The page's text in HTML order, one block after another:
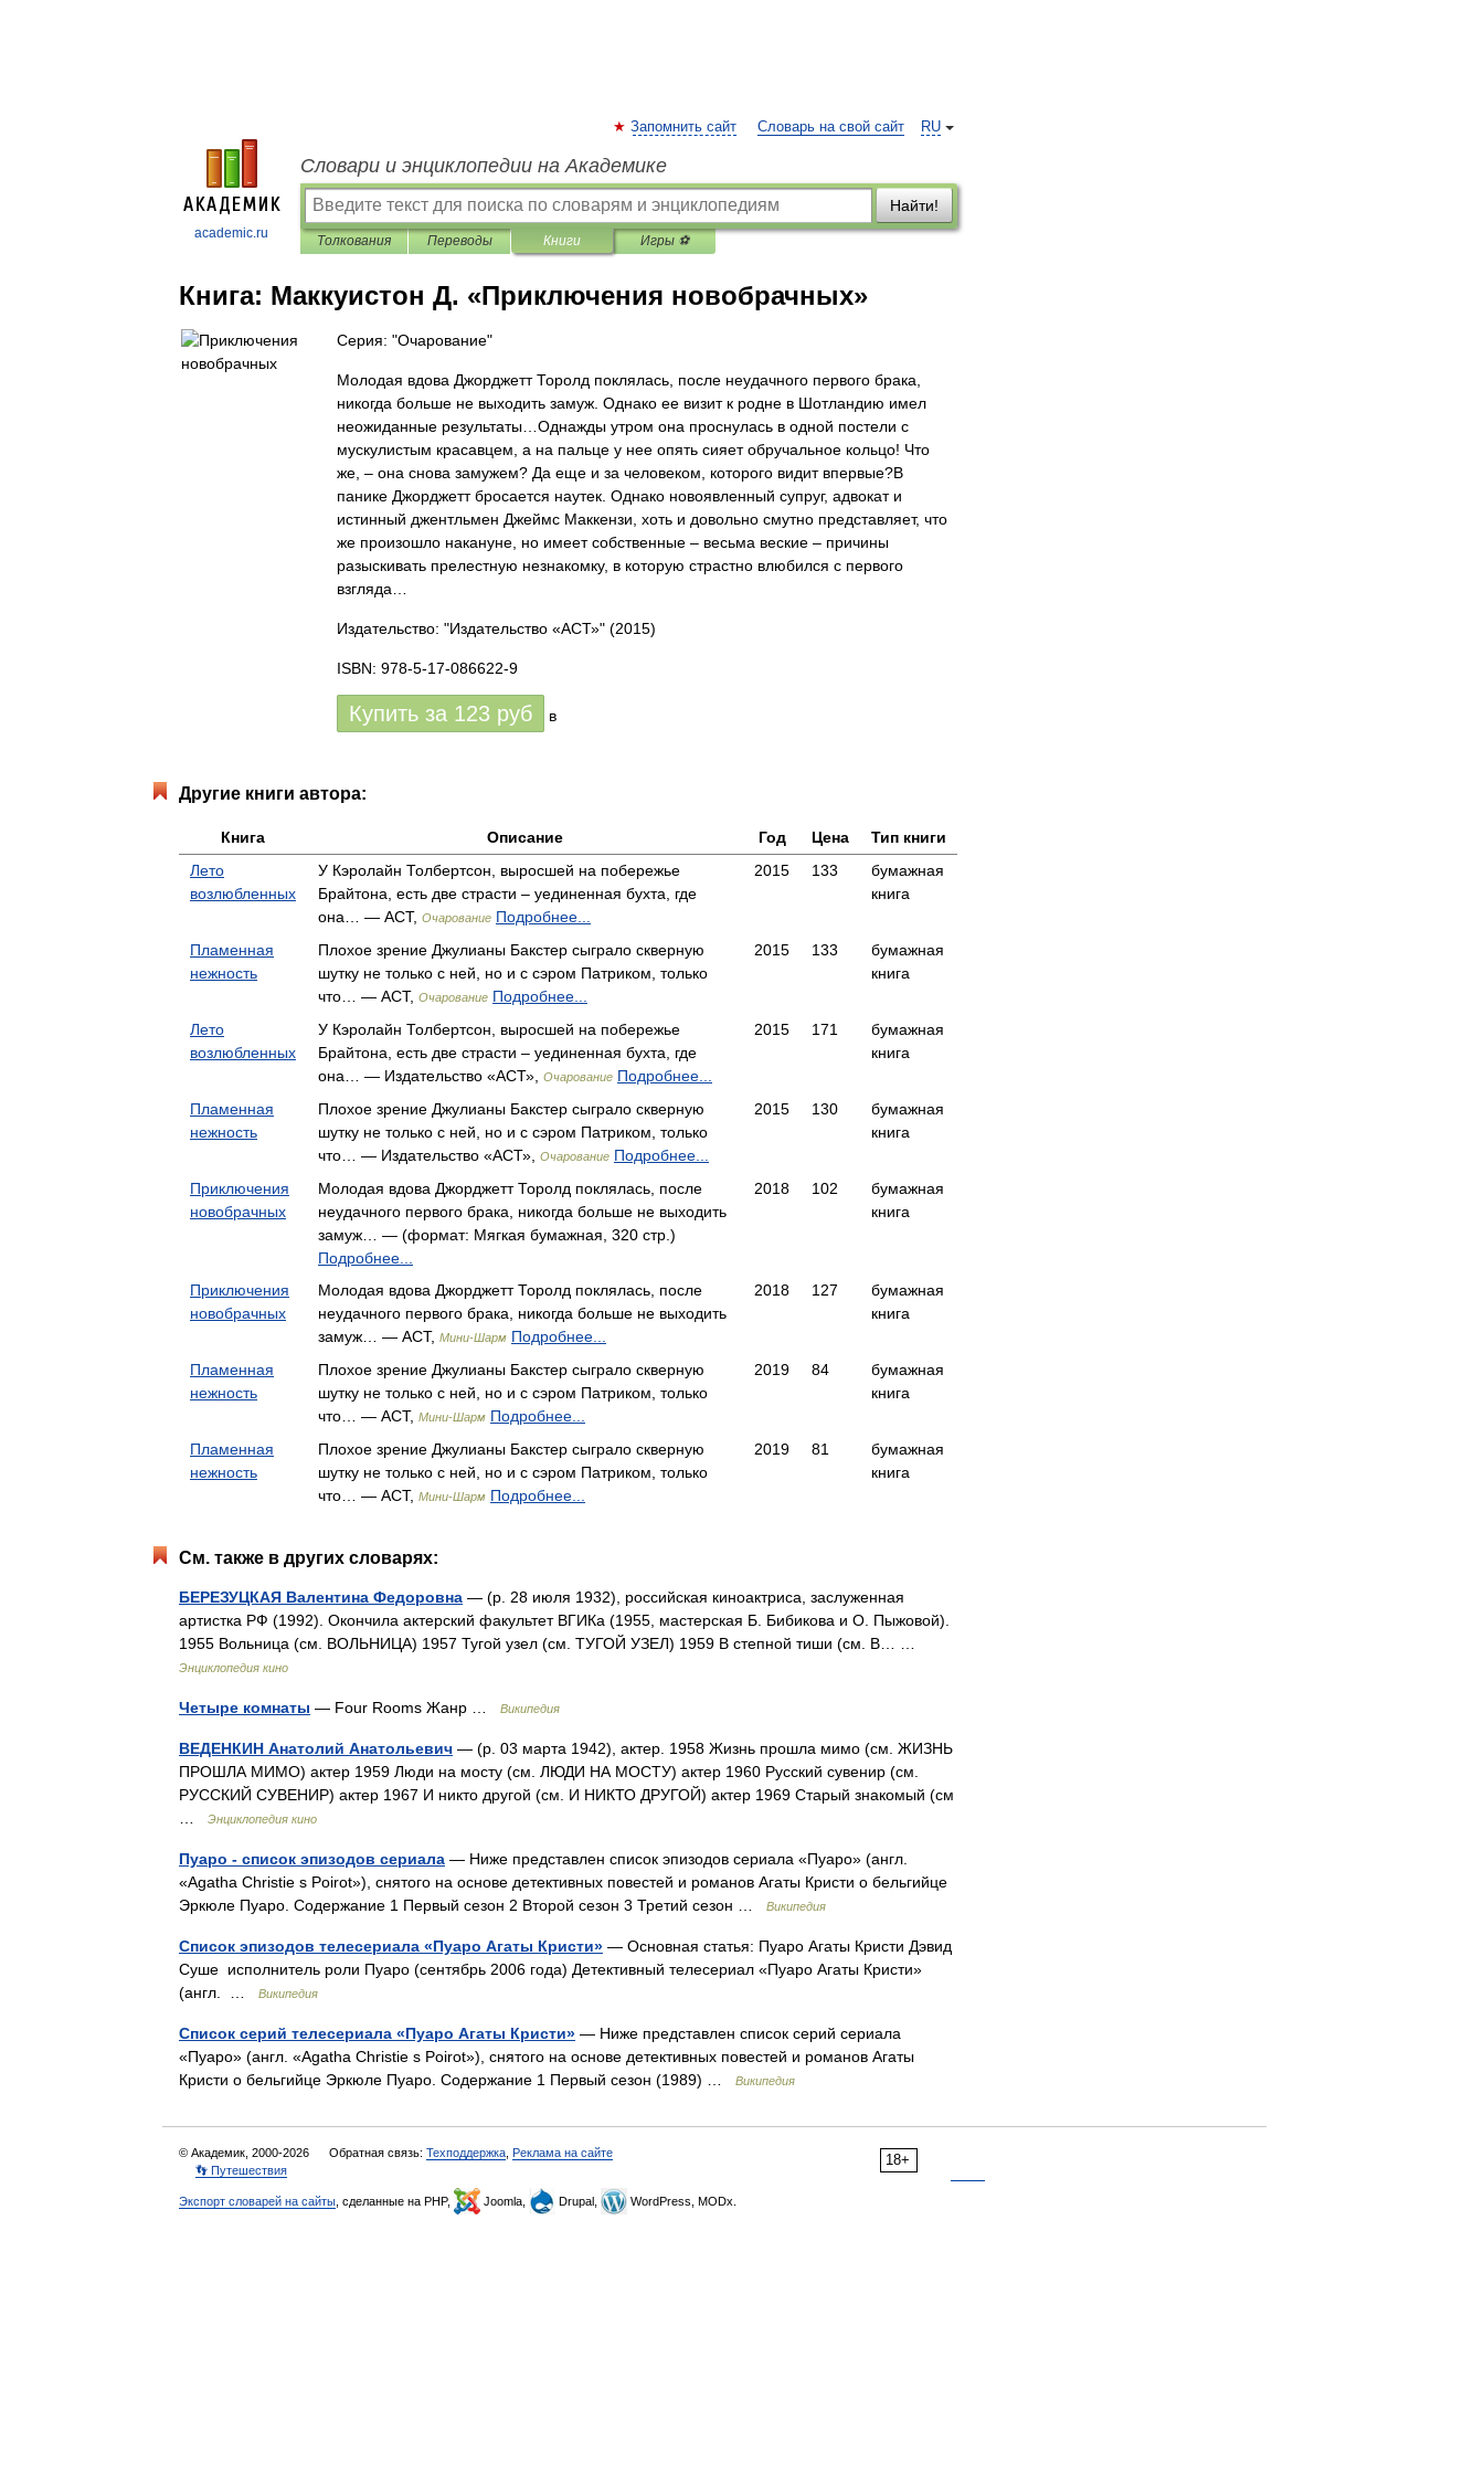
academic.ru
RU
Запомнить сайт Словарь на свой сайт
Словари и энциклопедии на Академике
Найти!
Толкования Переводы Книги Игры ⚽
Книга: Маккуистон Д. «Приключения новобрачных»
Серия: "Очарование"
Молодая вдова Джорджетт Торолд поклялась, после неудачного первого брака,
никогда больше не выходить замуж. Однако ее визит к родне в Шотландию имел
неожиданные результаты…Однажды утром она проснулась в одной постели с
мускулистым красавцем, а на пальце у нее опять сияет обручальное кольцо! Что
же, – она снова замужем? Да еще и за человеком, которого видит впервые?В
панике Джорджетт бросается наутек. Однако новоявленный супруг, адвокат и
истинный джентльмен Джеймс Маккензи, хоть и довольно смутно представляет, что
же произошло накануне, но имеет собственные – весьма веские – причины
разыскивать прелестную незнакомку, в которую страстно влюбился с первого
взгляда…
Издательство: "Издательство «АСТ»" (2015)
ISBN: 978-5-17-086622-9
Купить за 123 руб в
Другие книги автора:
Книга Описание Год Цена
Тип книги
Лето
возлюбленных
У Кэролайн Толбертсон, выросшей на побережье
Брайтона, есть две страсти – уединенная бухта, где
она… — АСТ, Очарование Подробнее...
2015 133
бумажная
книга
Пламенная
нежность
Плохое зрение Джулианы Бакстер сыграло скверную
шутку не только с ней, но и с сэром Патриком, только
что… — АСТ, Очарование Подробнее...
2015 133
бумажная
книга
Лето
возлюбленных
У Кэролайн Толбертсон, выросшей на побережье
Брайтона, есть две страсти – уединенная бухта, где
она… — Издательство «АСТ»,
Очарование Подробнее...
2015 171
бумажная
книга
Пламенная
нежность
Плохое зрение Джулианы Бакстер сыграло скверную
шутку не только с ней, но и с сэром Патриком, только
что… — Издательство «АСТ»,
Очарование Подробнее...
2015 130
бумажная
книга
Приключения
новобрачных
Молодая вдова Джорджетт Торолд поклялась, после
неудачного первого брака, никогда больше не выходить
замуж… — (формат: Мягкая бумажная, 320 стр.)
Подробнее...
2018 102
бумажная
книга
Приключения
новобрачных
Молодая вдова Джорджетт Торолд поклялась, после
неудачного первого брака, никогда больше не выходить
замуж… — АСТ, Мини-Шарм Подробнее...
2018 127
бумажная
книга
Пламенная
нежность
Плохое зрение Джулианы Бакстер сыграло скверную
шутку не только с ней, но и с сэром Патриком, только
что… — АСТ, Мини-Шарм Подробнее...
2019 84
бумажная
книга
Пламенная
нежность
Плохое зрение Джулианы Бакстер сыграло скверную
шутку не только с ней, но и с сэром Патриком, только
что… — АСТ, Мини-Шарм Подробнее...
2019 81
бумажная
книга
См. также в других словарях:
БЕРЕЗУЦКАЯ Валентина Федоровна — (р. 28 июля 1932), российская киноактриса, заслуженная
артистка РФ (1992). Окончила актерский факультет ВГИКа (1955, мастерская Б. Бибикова и О. Пыжовой).
1955 Вольница (см. ВОЛЬНИЦА) 1957 Тугой узел (см. ТУГОЙ УЗЕЛ) 1959 В степной тиши (см. В… …
Энциклопедия кино
Четыре комнаты — Four Rooms Жанр … Википедия
ВЕДЕНКИН Анатолий Анатольевич — (р. 03 марта 1942), актер. 1958 Жизнь прошла мимо (см. ЖИЗНЬ
ПРОШЛА МИМО) актер 1959 Люди на мосту (см. ЛЮДИ НА МОСТУ) актер 1960 Русский сувенир (см.
РУССКИЙ СУВЕНИР) актер 1967 И никто другой (см. И НИКТО ДРУГОЙ) актер 1969 Старый знакомый (см
Энциклопедия кино
Пуаро - список эпизодов сериала — Ниже представлен список эпизодов сериала «Пуаро» (англ.
«Agatha Christie s Poirot»), снятого на основе детективных повестей и романов Агаты Кристи о бельгийце
Эркюле Пуаро. Содержание 1 Первый сезон 2 Второй сезон 3 Третий сезон …
Википедия
Список эпизодов телесериала «Пуаро Агаты Кристи» — Основная статья: Пуаро Агаты Кристи Дэвид
Суше исполнитель роли Пуаро (сентябрь 2006 года) Детективный телесериал «Пуаро Агаты Кристи»
(англ. …
Википедия
Список серий телесериала «Пуаро Агаты Кристи» — Ниже представлен список серий сериала
«Пуаро» (англ. «Agatha Christie s Poirot»), снятого на основе детективных повестей и романов Агаты
Кристи о бельгийце Эркюле Пуаро. Содержание 1 Первый сезон (1989) …
Википедия
18+
© Академик, 2000-2026 Обратная связь: Техподдержка Реклама на сайте
👣 Путешествия
Экспорт словарей на сайты , сделанные на PHP, Joomla, Drupal, WordPress, MODx.